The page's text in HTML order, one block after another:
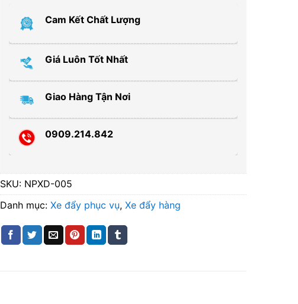
Cam Kết Chất Lượng
Giá Luôn Tốt Nhất
Giao Hàng Tận Nơi
0909.214.842
SKU: NPXD-005
Danh mục:Xe đẩy phục vụ,Xe đẩy hàng